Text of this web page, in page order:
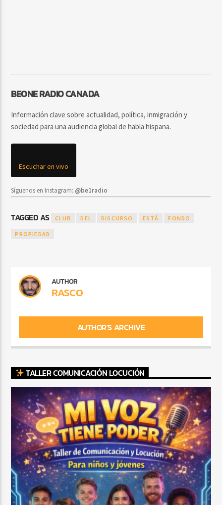
BEONE RADIO CANADA
Información clave sobre actualidad, política, inmigración y
sociedad para una audiencia global de habla hispana.
Escuchar en vivo
Síguenos en Instagram: @be1radio
TAGGED AS CLUB DEL DISCURSO ESTÁ FONDO
PROPIEDAD
AUTHOR
RASCO
AUTHOR'S ARCHIVE
TALLER COMUNICACIÓN LOCUCIÓN